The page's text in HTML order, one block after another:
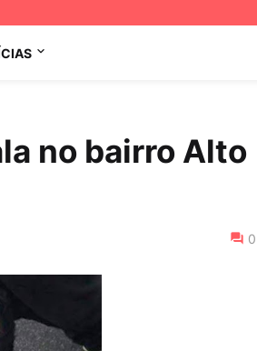
no bairro Alto
0